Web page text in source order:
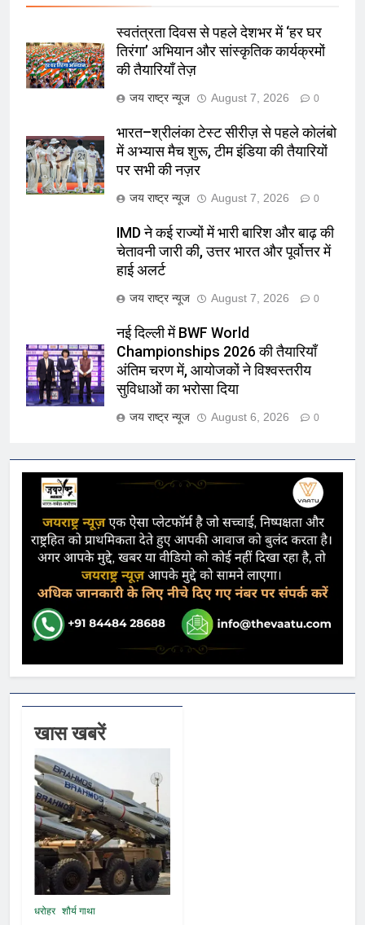
स्वतंत्रता दिवस से पहले देशभर में ‘हर घर
तिरंगा’ अभियान और सांस्कृतिक कार्यक्रमों
की तैयारियाँ तेज़
जय राष्ट्र न्यूज August 7, 2026 0
भारत–श्रीलंका टेस्ट सीरीज़ से पहले कोलंबो
में अभ्यास मैच शुरू, टीम इंडिया की तैयारियों
पर सभी की नज़र
जय राष्ट्र न्यूज August 7, 2026 0
IMD ने कई राज्यों में भारी बारिश और बाढ़ की
चेतावनी जारी की, उत्तर भारत और पूर्वोत्तर में
हाई अलर्ट
जय राष्ट्र न्यूज August 7, 2026 0
नई दिल्ली में BWF World
Championships 2026 की तैयारियाँ
अंतिम चरण में, आयोजकों ने विश्वस्तरीय
सुविधाओं का भरोसा दिया
जय राष्ट्र न्यूज August 6, 2026 0
खास खबरें
धरोहर शौर्य गाथा